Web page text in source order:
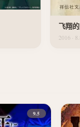
飞翔
2016 ·
9.5